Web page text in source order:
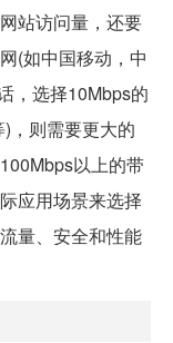
站访问量，还要
(如中国移动，中
，选择10Mbps的
，则需要更大的
以上的带
应用场景来选择
量、安全和性能